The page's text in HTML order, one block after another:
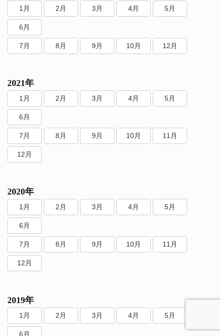
1月 2月 3月 4月 5月
6月
7月 8月 9月 10月 12月
2021年
1月 2月 3月 4月 5月
6月
7月 8月 9月 10月 11月
12月
2020年
1月 2月 3月 4月 5月
6月
7月 8月 9月 10月 11月
12月
2019年
1月 2月 3月 4月 5月
6月